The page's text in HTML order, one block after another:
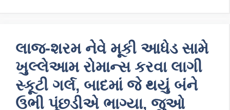
લાજ-શરમ નેવે મૂકી આધેડ સામે
ખુલ્લેઆમ રોમાન્સ કરવા લાગી
સ્કૂટી ગર્લ, બાદમાં જે થયું બંને
ઉભી પૂંછડીએ ભાગ્યા, જુઓ